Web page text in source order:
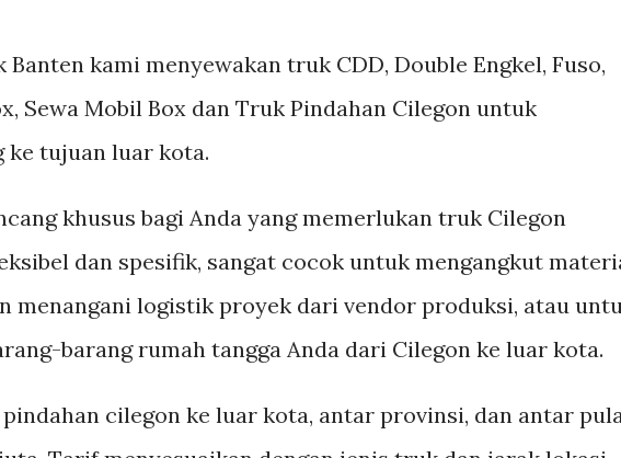
kami menyewakan truk CDD, Double Engkel, Fuso,
Sewa Mobil Box dan Truk Pindahan Cilegon untuk
ke tujuan luar kota.
khusus bagi Anda yang memerlukan truk Cilegon
dan spesifik, sangat cocok untuk mengangkut
menangani logistik proyek dari vendor produksi, atau
barang rumah tangga Anda dari Cilegon ke luar kota.
cilegon ke luar kota, antar provinsi, dan antar